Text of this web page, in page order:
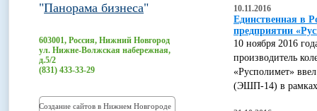
"Панорама бизнеса"
603001, Россия, Нижний Новгород
ул. Нижне-Волжская набережная,
д.5/2
(831) 433-33-29
Создание сайтов в Нижнем Новгороде
10.11.2016
Единственная в
предприятии
10 ноября 2016
производитель
«Русполимет»
(ЭШП-14) в